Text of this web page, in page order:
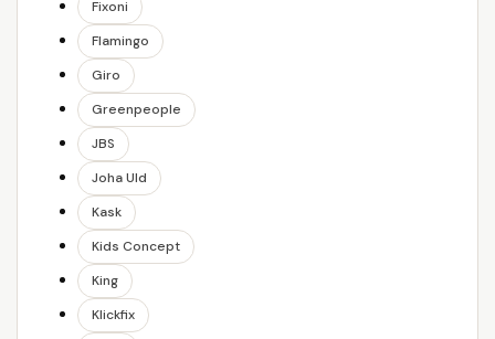
Fixoni
Flamingo
Giro
Greenpeople
JBS
Joha Uld
Kask
Kids Concept
King
Klickfix